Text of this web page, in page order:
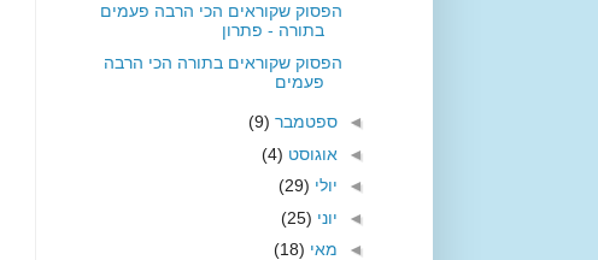
הפסוק שקוראים הכי הרבה פעמים
בתורה - פתרון
הפסוק שקוראים בתורה הכי הרבה
פעמים
◄ ספטמבר (9)
◄ אוגוסט (4)
◄ יולי (29)
◄ יוני (25)
◄ מאי (18)